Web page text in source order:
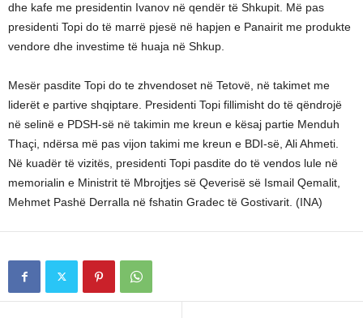
dhe kafe me presidentin Ivanov në qendër të Shkupit. Më pas
presidenti Topi do të marrë pjesë në hapjen e Panairit me produkte
vendore dhe investime të huaja në Shkup.
Mesër pasdite Topi do te zhvendoset në Tetovë, në takimet me
liderët e partive shqiptare. Presidenti Topi fillimisht do të qëndrojë
në selinë e PDSH-së në takimin me kreun e kësaj partie Menduh
Thaçi, ndërsa më pas vijon takimi me kreun e BDI-së, Ali Ahmeti.
Në kuadër të vizitës, presidenti Topi pasdite do të vendos lule në
memorialin e Ministrit të Mbrojtjes së Qeverisë së Ismail Qemalit,
Mehmet Pashë Derralla në fshatin Gradec të Gostivarit. (INA)